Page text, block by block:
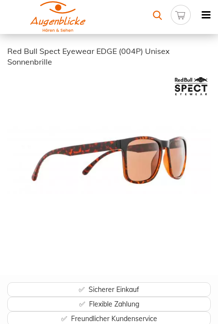
Red Bull Spect Eyewear EDGE (004P) Unisex
Sonnenbrille
✅ Sicherer Einkauf
✅ Flexible Zahlung
✅ Freundlicher Kundenservice